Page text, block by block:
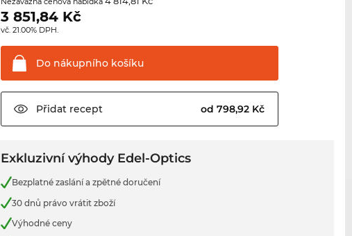
3 851,84 Kč
vč. 21.00% DPH.
Do nákupního košíku
Přidat recept od 798,92 Kč
Exkluzivní výhody Edel-Optics
Bezplatné zaslání a zpětné doručení
30 dnů právo vrátit zboží
Výhodné ceny